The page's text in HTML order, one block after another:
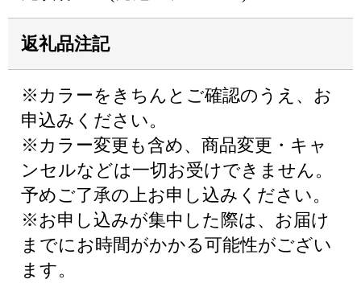
返礼品注記
※カラーをきちんとご確認のうえ、お
申込みください。
※カラー変更も含め、商品変更・キャ
ンセルなどは一切お受けできません。
予めご了承の上お申し込みください。
※お申し込みが集中した際は、お届け
までにお時間がかかる可能性がござい
ます。